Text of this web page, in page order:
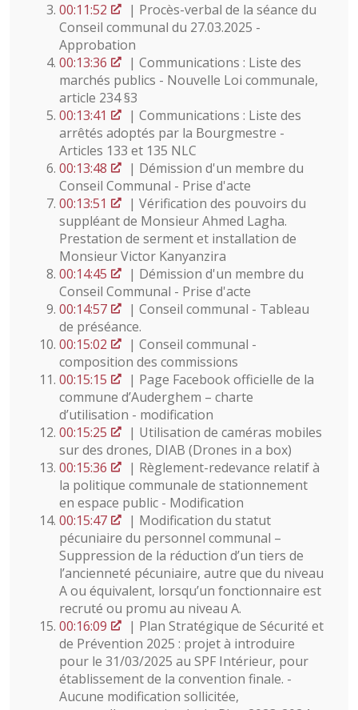
00:11:52
| Procès-verbal de la séance du
Conseil communal du 27.03.2025 -
Approbation
00:13:36
| Communications : Liste des
marchés publics - Nouvelle Loi communale,
article 234 §3
00:13:41
| Communications : Liste des
arrêtés adoptés par la Bourgmestre -
Articles 133 et 135 NLC
00:13:48
| Démission d'un membre du
Conseil Communal - Prise d'acte
00:13:51
| Vérification des pouvoirs du
suppléant de Monsieur Ahmed Lagha.
Prestation de serment et installation de
Monsieur Victor Kanyanzira
00:14:45
| Démission d'un membre du
Conseil Communal - Prise d'acte
00:14:57
| Conseil communal - Tableau
de préséance.
00:15:02
| Conseil communal -
composition des commissions
00:15:15
| Page Facebook officielle de la
commune d’Auderghem – charte
d’utilisation - modification
00:15:25
| Utilisation de caméras mobiles
sur des drones, DIAB (Drones in a box)
00:15:36
| Règlement-redevance relatif à
la politique communale de stationnement
en espace public - Modification
00:15:47
| Modification du statut
pécuniaire du personnel communal –
Suppression de la réduction d’un tiers de
l’ancienneté pécuniaire, autre que du niveau
A ou équivalent, lorsqu’un fonctionnaire est
recruté ou promu au niveau A.
00:16:09
| Plan Stratégique de Sécurité et
de Prévention 2025 : projet à introduire
pour le 31/03/2025 au SPF Intérieur, pour
établissement de la convention finale. -
Aucune modification sollicitée,